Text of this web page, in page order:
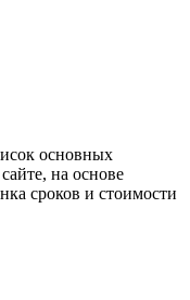
основных
на основе
сроков и стоимости